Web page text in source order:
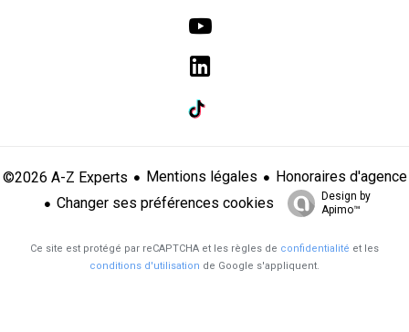
©2026 A-Z Experts Mentions légales
Honoraires d'agence
Changer ses préférences cookies
Design by
Apimo™
Ce site est protégé par reCAPTCHA et les règles de confidentialité et les
conditions d'utilisation de Google s'appliquent.